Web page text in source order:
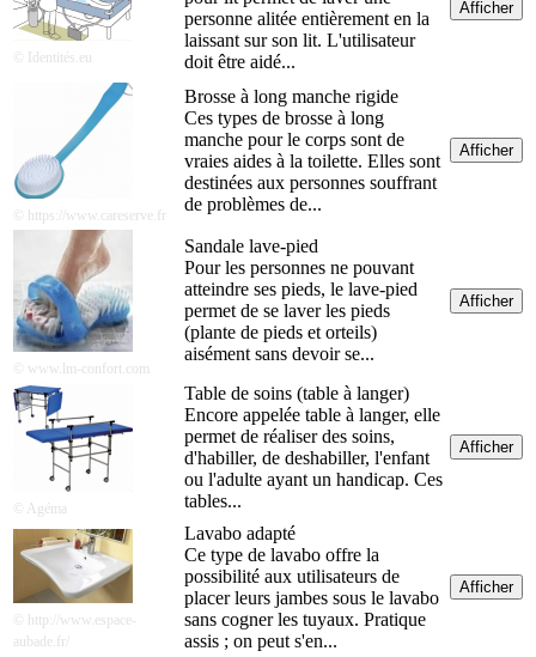
© Identités.eu
personne alitée entièrement en la
laissant sur son lit. L'utilisateur
doit être aidé...
Afficher
© https://www.careserve.fr
Brosse à long manche rigide
Ces types de brosse à long
manche pour le corps sont de
vraies aides à la toilette. Elles sont
destinées aux personnes souffrant
de problèmes de...
Afficher
© www.lm-confort.com
Sandale lave-pied
Pour les personnes ne pouvant
atteindre ses pieds, le lave-pied
permet de se laver les pieds
(plante de pieds et orteils)
aisément sans devoir se...
Afficher
© Agéma
Table de soins (table à langer)
Encore appelée table à langer, elle
permet de réaliser des soins,
d'habiller, de deshabiller, l'enfant
ou l'adulte ayant un handicap. Ces
tables...
Afficher
© http://www.espace-
aubade.fr/
Lavabo adapté
Ce type de lavabo offre la
possibilité aux utilisateurs de
placer leurs jambes sous le lavabo
sans cogner les tuyaux. Pratique
assis ; on peut s'en...
Afficher